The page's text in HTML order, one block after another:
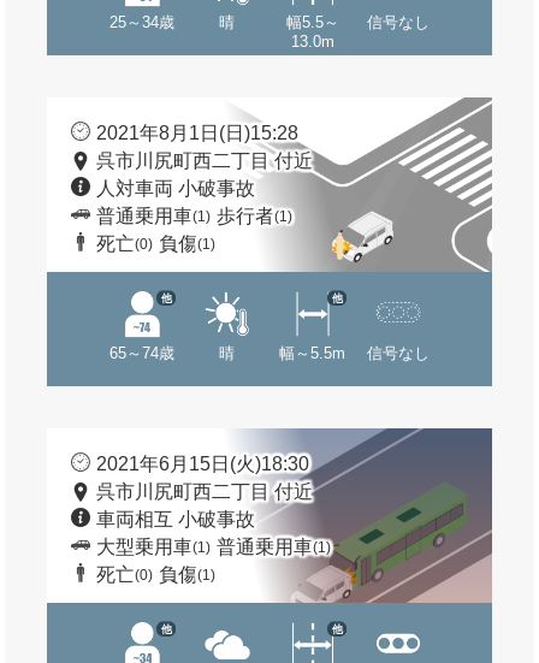
25～34歳 晴
幅5.5～
13.0m
信号なし
2021年8月1日(日)15:28
呉市川尻町西二丁目 付近
人対車両 小破事故
普通乗用車(1) 歩行者(1)
死亡(0) 負傷(1)
65～74歳
他
晴 幅～5.5m
他
信号なし
2021年6月15日(火)18:30
呉市川尻町西二丁目 付近
車両相互 小破事故
大型乗用車(1) 普通乗用車(1)
死亡(0) 負傷(1)
他 他